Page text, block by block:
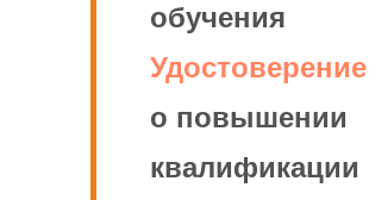
обучения
Удостоверение
о повышении
квалификации